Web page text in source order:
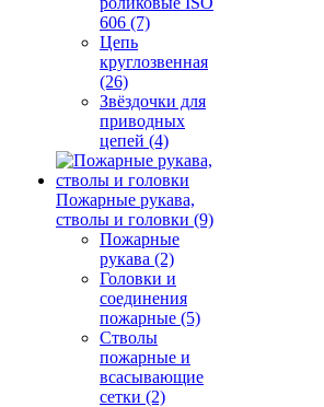
606 (7)
Цепь
круглозвенная
(26)
Звёздочки для
приводных
цепей (4)
Пожарные рукава,
стволы и головки (9)
Пожарные
рукава (2)
Головки и
соединения
пожарные (5)
Стволы
пожарные и
всасывающие
сетки (2)